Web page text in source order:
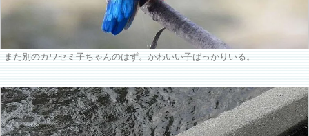
また別のカワセミ子ちゃんのはず。かわいい子ばっかりいる。